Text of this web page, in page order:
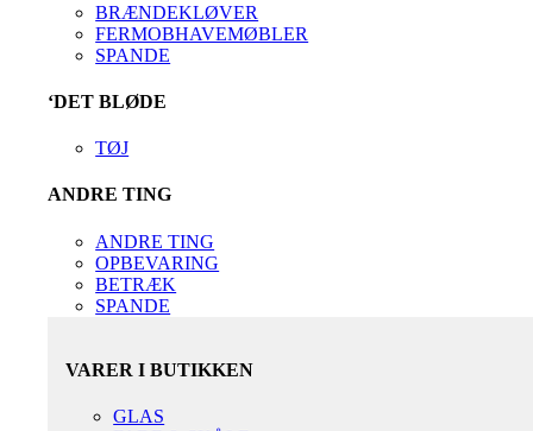
BRÆNDEKLØVER
FERMOBHAVEMØBLER
SPANDE
‘DET BLØDE
TØJ
ANDRE TING
ANDRE TING
OPBEVARING
BETRÆK
SPANDE
VARER I BUTIKKEN
GLAS